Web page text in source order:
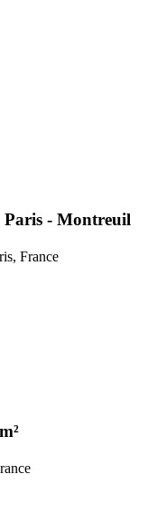
Paris - Montreuil
France